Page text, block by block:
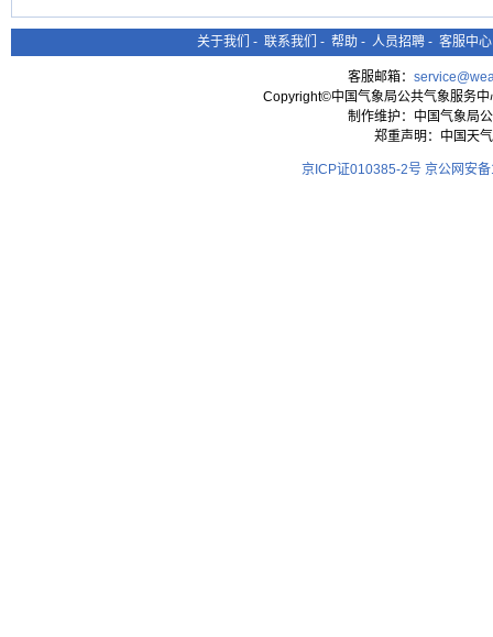
关于我们 - 联系我们 - 帮助 - 人员招聘 - 客服中心
客服邮箱：
Copyright©中国气象局公共气象服务
制作维护：中国气象局
郑重声明：中国天
京ICP证010385-2号 京公网安